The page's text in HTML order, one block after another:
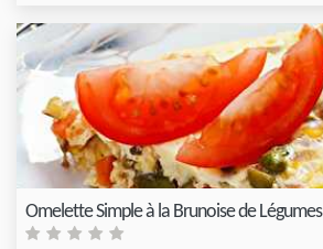
Omelette Simple à la Brunoise de Légumes